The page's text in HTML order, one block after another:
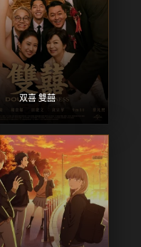
双喜 雙囍